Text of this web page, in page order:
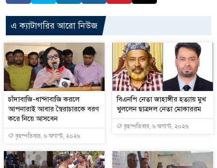
এ ক্যাটাগরির আরো নিউজ
চাঁদাবাজি-ধান্দাবাজি করলে
আপনারাই আবার স্বৈরাচারকে বরণ
করে নিয়ে আসবেন
বৃহস্পতিবার, ৬ অগাস্ট, ২০২৬
বিএনপি নেতা জাহাঙ্গীর হত্যায় মুখ
খুললেন ছাত্রদল নেতা মোকাররম
বৃহস্পতিবার, ৬ অগাস্ট, ২০২৬